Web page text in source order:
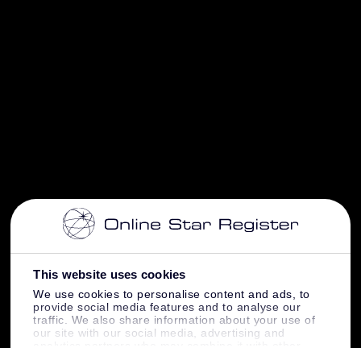
This website uses cookies
We use cookies to personalise content and ads, to
provide social media features and to analyse our
traffic. We also share information about your use of
our site with our social media, advertising and